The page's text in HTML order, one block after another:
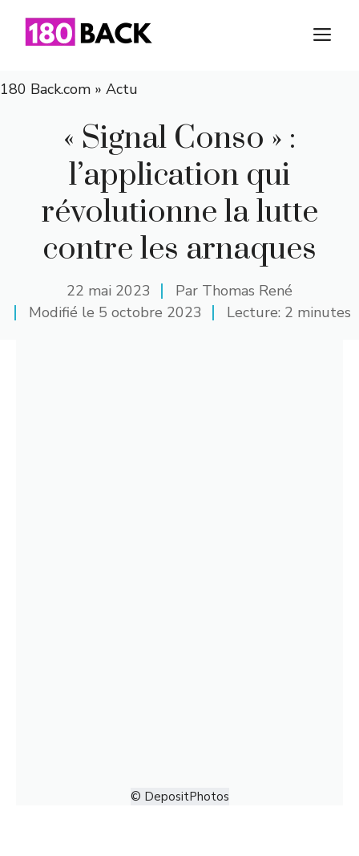
180 Back.com » Actu
« Signal Conso » :
l’application qui
révolutionne la lutte
contre les arnaques
22 mai 2023 Par Thomas René
Modifié le 5 octobre 2023 Lecture: 2 minutes
© DepositPhotos